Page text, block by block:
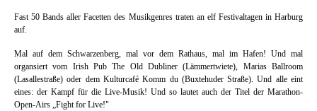
Fast 50 Bands aller Facetten des Musikgenres traten an elf Festivaltagen in Harburg
auf.
Mal auf dem Schwarzenberg, mal vor dem Rathaus, mal im Hafen! Und mal
organsiert vom Irish Pub The Old Dubliner (Lämmertwiete), Marias Ballroom
(Lasallestraße) oder dem Kulturcafé Komm du (Buxtehuder Straße). Und alle eint
eines: der Kampf für die Live-Musik! Und so lautet auch der Titel der Marathon-
Open-Airs „Fight for Live!"